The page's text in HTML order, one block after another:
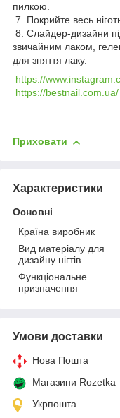
пилкою.
7. Покрийте весь
8. Слайдер-дизайни
звичайним лаком,
для зняття лаку.
https://
https://bestnail.com.ua/
Приховати
Характеристики
Основні
Країна виробник
Вид матеріалу для
дизайну нігтів
Функціональне
призначення
Умови доставки
Нова Пошта
Магазини Rozetka
Укрпошта